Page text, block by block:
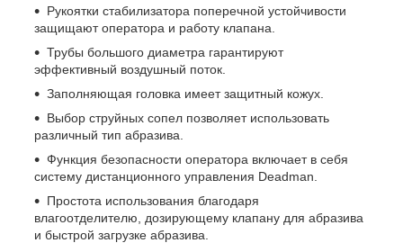
Рукоятки стабилизатора поперечной устойчивости
защищают оператора и работу клапана.
Трубы большого диаметра гарантируют
эффективный воздушный поток.
Заполняющая головка имеет защитный кожух.
Выбор струйных сопел позволяет использовать
различный тип абразива.
Функция безопасности оператора включает в себя
систему дистанционного управления Deadman.
Простота использования благодаря
влагоотделителю, дозирующему клапану для абразива
и быстрой загрузке абразива.